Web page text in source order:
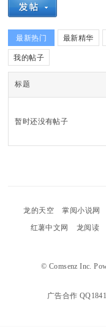
uz
!
最新热门 最新精华
我的帖子
标题
暂时还没有帖子
龙的天空 掌阅小说网
红薯中文网
龙阅读
© Comsenz Inc.
广告合作